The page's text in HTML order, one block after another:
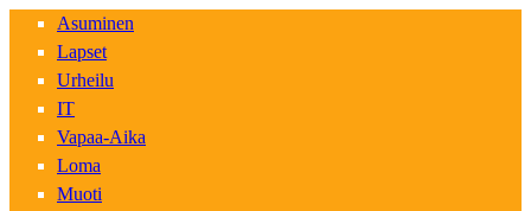
Asuminen
Lapset
Urheilu
IT
Vapaa-Aika
Loma
Muoti